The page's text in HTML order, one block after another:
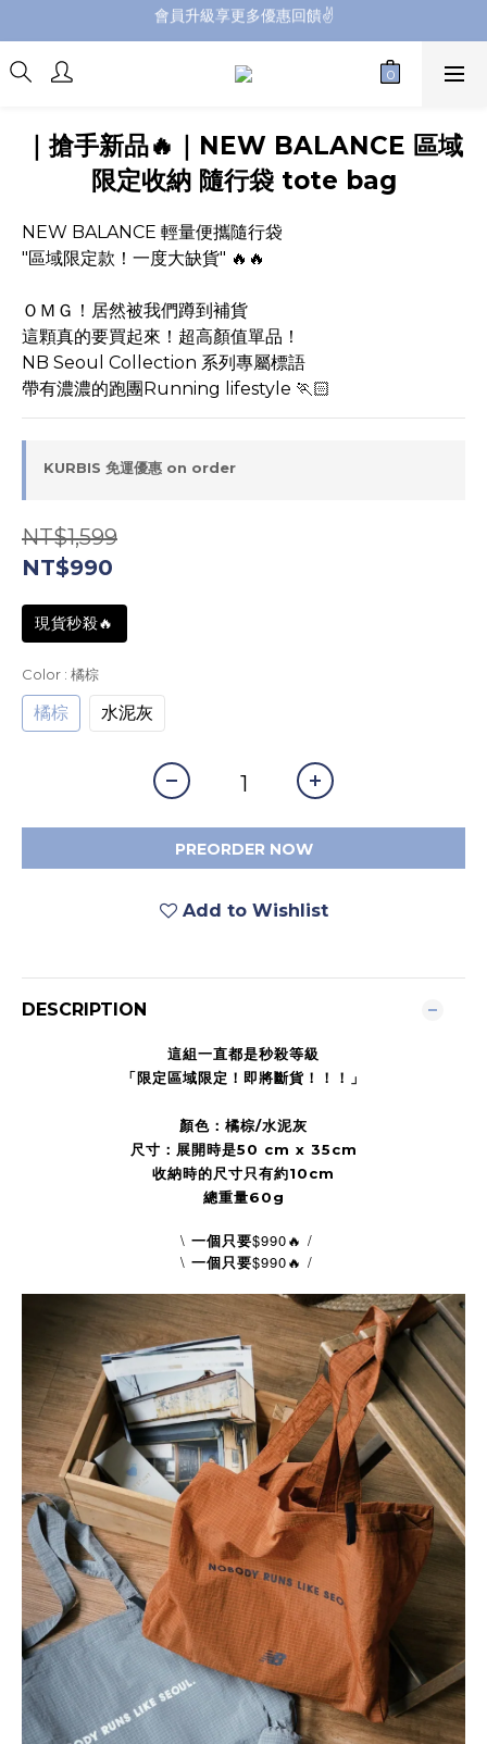
會員升級享更多優惠回饋✌️
FB海外連線社團開放加入中📢
全館購買滿NT$4,500，即享免運優惠
｜搶手新品🔥｜NEW BALANCE 區域
限定收納 隨行袋 tote bag
NEW BALANCE 輕量便攜隨行袋
"區域限定款！一度大缺貨" 🔥🔥
ＯＭＧ！居然被我們蹲到補貨
這顆真的要買起來！超高顏值單品！
NB Seoul Collection 系列專屬標語
帶有濃濃的跑團Running lifestyle 🏃🏻
KURBIS 免運優惠 on order
NT$1,599
NT$990
現貨秒殺🔥
Color : 橘棕
橘棕 水泥灰
PREORDER NOW
Add to Wishlist
DESCRIPTION
這組一直都是秒殺等級
「限定區域限定！即將斷貨！！！」
顏色：橘棕/水泥灰
尺寸：展開時是50 cm x 35cm
收納時的尺寸只有約10cm
總重量60g
\ 一個只要$990🔥 /
\ 一個只要$990🔥 /